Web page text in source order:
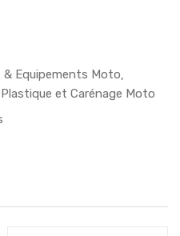
& Equipements Moto
Plastique et Carénage Moto